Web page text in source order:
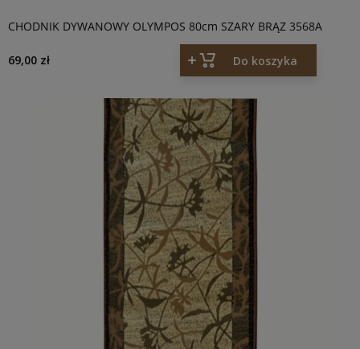
CHODNIK DYWANOWY OLYMPOS 80cm SZARY BRĄZ 3568A
69,00 zł Do koszyka